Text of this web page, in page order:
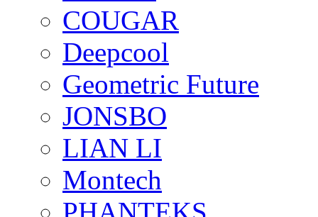
COUGAR
Deepcool
Geometric Future
JONSBO
LIAN LI
Montech